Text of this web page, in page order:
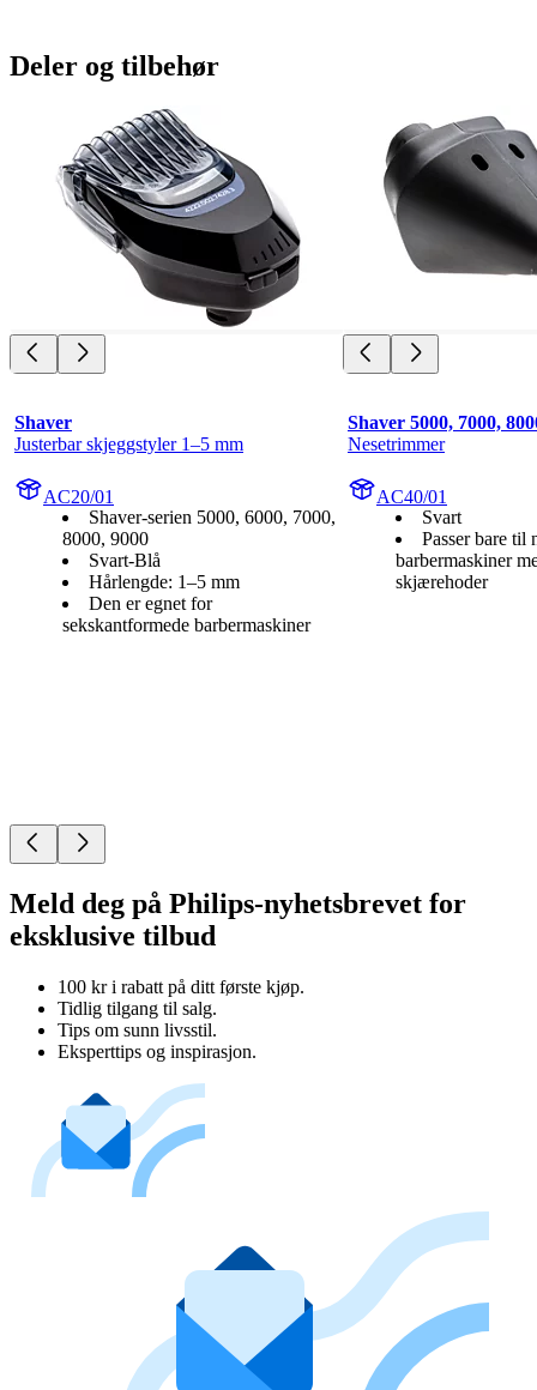
Deler og tilbehør
Shaver
Justerbar skjeggstyler 1–5 mm
AC20/01
Shaver-serien 5000, 6000, 7000,
8000, 9000
Svart-Blå
Hårlengde: 1–5 mm
Den er egnet for
sekskantformede barbermaskiner
Shaver 5000, 7000,
Nesetrimmer
AC40/01
Svart
Passer bare til
barbermaskiner
skjærehoder
Meld deg på Philips-nyhetsbrevet for
eksklusive tilbud
100 kr i rabatt på ditt første kjøp.
Tidlig tilgang til salg.
Tips om sunn livsstil.
Eksperttips og inspirasjon.